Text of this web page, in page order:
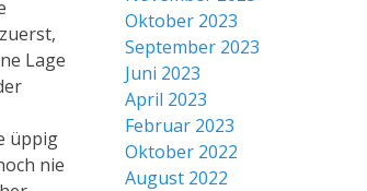
Oktober 2023
September 2023
Juni 2023
April 2023
Februar 2023
Oktober 2022
August 2022